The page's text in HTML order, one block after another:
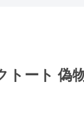
ート 偽